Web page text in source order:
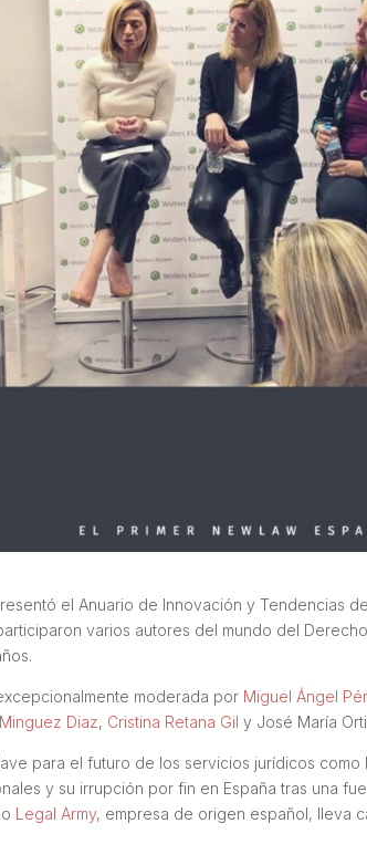
el Anuario de Innovación y Tendencias
varios autores del mundo del
moderada por Miguel Ángel
Diaz, Cristina Retana Gil y José María
para el futuro de los servicios jurídicos
y su irrupción por fin en España tras una
Legal Army, empresa de origen español, lleva